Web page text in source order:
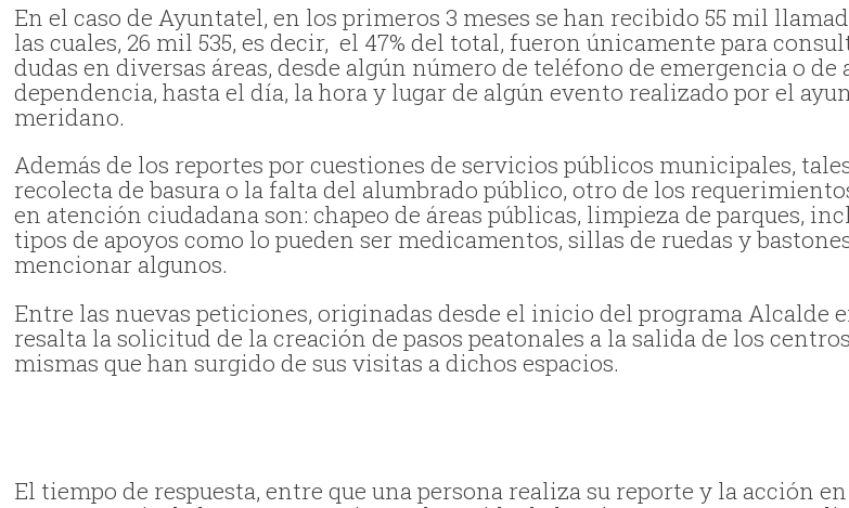
En el caso de Ayuntatel, en los primeros 3 meses se han recibido 55 mil
las cuales, 26 mil 535, es decir, el 47% del total, fueron únicamente para
dudas en diversas áreas, desde algún número de teléfono de emergencia o de
dependencia, hasta el día, la hora y lugar de algún evento realizado por el
meridano.
Además de los reportes por cuestiones de servicios públicos municipales,
recolecta de basura o la falta del alumbrado público, otro de los
en atención ciudadana son: chapeo de áreas públicas, limpieza de parques,
tipos de apoyos como lo pueden ser medicamentos, sillas de ruedas y
mencionar algunos.
Entre las nuevas peticiones, originadas desde el inicio del programa Alcalde
resalta la solicitud de la creación de pasos peatonales a la salida de los
mismas que han surgido de sus visitas a dichos espacios.
El tiempo de respuesta, entre que una persona realiza su reporte y la acción en